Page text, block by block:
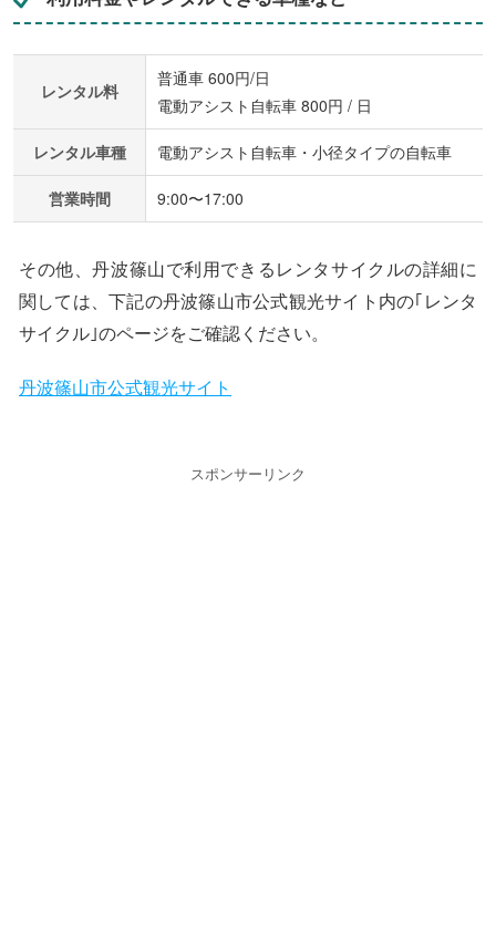
レンタル料
普通車 600円/日
電動アシスト自転車 800円 / 日
レンタル車種 電動アシスト自転車・小径タイプの自転車
営業時間 9:00〜17:00
その他、丹波篠山で利用できるレンタサイクルの詳細に
関しては、下記の丹波篠山市公式観光サイト内の｢レンタ
サイクル｣のページをご確認ください。
丹波篠山市公式観光サイト
スポンサーリンク